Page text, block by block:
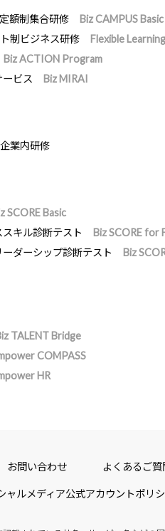
定額制集合研修
Biz CAMPUS Basic
制ビジネス研修
Flexible
Biz ACTION Program
ビス
Biz MIRAI
業内研修
SCORE Basic
キル診断テスト
Biz SCORE for
ダーシップ診断テスト
Biz
TALENT Bridge
COMPASS
HR
お問い合わせ よくあるご質
ャルメディア公式アカウントポリ